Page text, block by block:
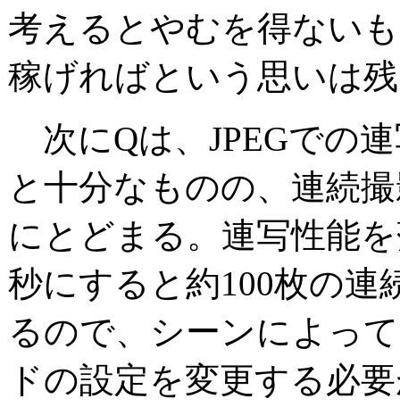
考えるとやむを得ない
稼げればという思いは
次にQは、JPEGでの
と十分なものの、連続
にとどまる。連写性能
秒にすると約100枚の連
るので、シーンによっ
ドの設定を変更する必